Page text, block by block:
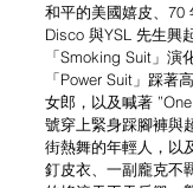
和平的美國嬉皮、70
Disco 與YSL 先生興
「Smoking Suit」演
「Power Suit」踩著
女郎，以及喊著
號穿上緊身踩腳褲與
街熱舞的年輕人，以
釘皮衣、一副龐克不